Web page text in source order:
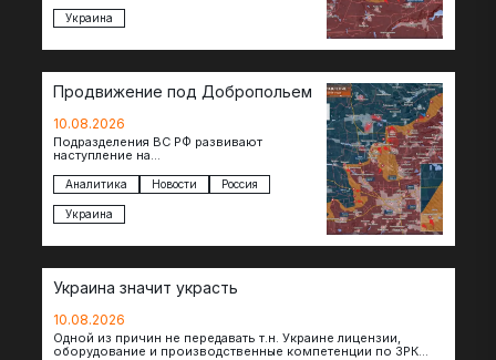
Украина
Продвижение под Добропольем
10.08.2026
Подразделения ВС РФ развивают
наступление на
продвигаясь на широком участке фронта.
Достигнуты тактические успехи в районе
Белицкого, где по…
Аналитика Новости Россия
Украина
Украина значит украсть
10.08.2026
Одной из причин не передавать т.н. Украине лицензии,
оборудование и производственные компетенции по ЗРК